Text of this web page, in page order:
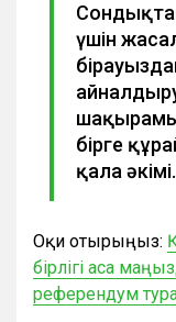
үшін
айналдыру
бірге
қала әкімі.
Оқи отырыңыз:
бірлігі аса
референдум